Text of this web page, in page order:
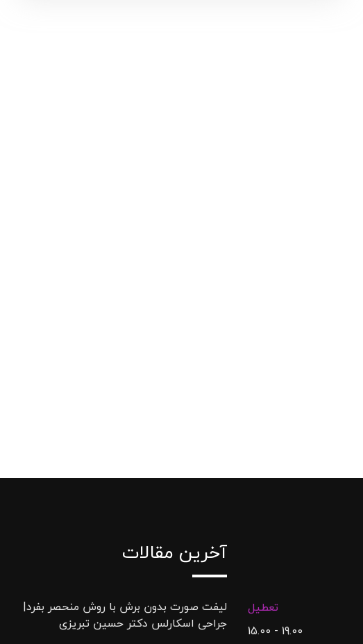
تعطیل
19.00 - 15.00
آخرین مقالات
لیفت صورت بدون برش با روش منحصر بفرد|
جراحی اسکارلس دکتر حسین تبریزی